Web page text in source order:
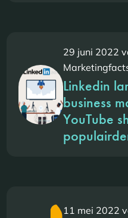
29 juni 2022
Linkedin
business
YouTube
11 mei 2022